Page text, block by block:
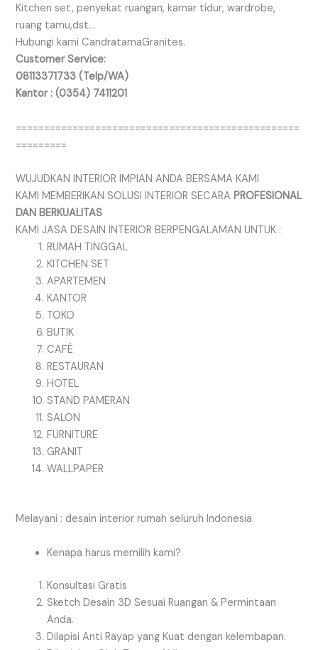
Kitchen set, penyekat ruangan, kamar tidur, wardrobe,
ruang tamu,dst…
Hubungi kami CandratamaGranites.
Customer Service:
08113371733 (Telp/WA)
Kantor : (0354) 7411201
==================================================
=========
WUJUDKAN INTERIOR IMPIAN ANDA BERSAMA KAMI
KAMI MEMBERIKAN SOLUSI INTERIOR SECARAPROFESIONAL
DAN BERKUALITAS
KAMI JASA DESAIN INTERIOR BERPENGALAMAN UNTUK :
RUMAH TINGGAL
KITCHEN SET
APARTEMEN
KANTOR
TOKO
BUTIK
CAFÉ
RESTAURAN
HOTEL
STAND PAMERAN
SALON
FURNITURE
GRANIT
WALLPAPER
Melayani : desain interior rumah seluruh Indonesia.
Kenapa harus memilih kami?
Konsultasi Gratis
Sketch Desain 3D Sesuai Ruangan & Permintaan
Anda.
Dilapisi Anti Rayap yang Kuat dengan kelembapan.